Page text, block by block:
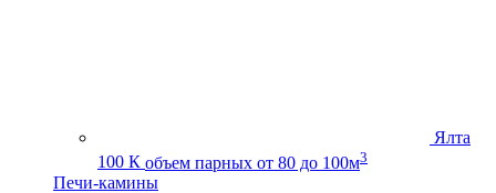
Ялта
100 К объем парных от 80 до 100м3
Печи-камины